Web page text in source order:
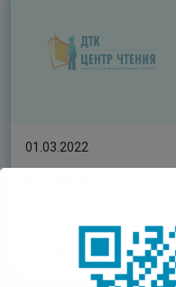
01.03.2022
Читать полностью